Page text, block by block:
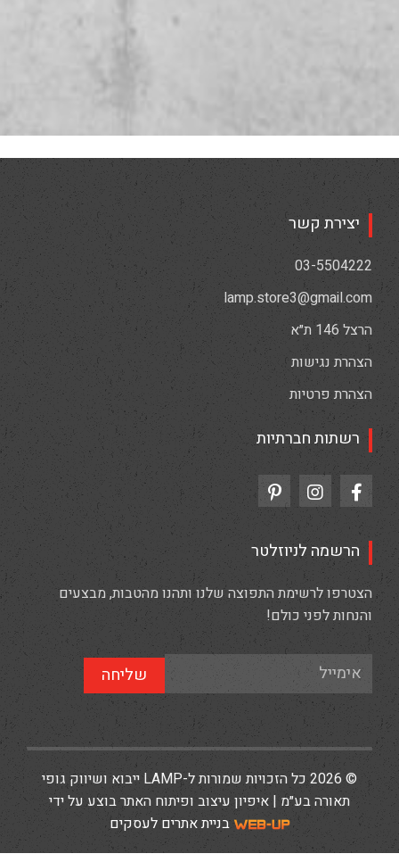
יצירת קשר
03-5504222
lamp.store3@gmail.com
הרצל 146 ת״א
הצהרת נגישות
הצהרת פרטיות
רשתות חברתיות
הרשמה לניוזלטר
הצטרפו לרשימת התפוצה שלנו ותהנו מהטבות, מבצעים
והנחות לפני כולם!
שליחה
© 2026 כל הזכויות שמורות ל-LAMP ייבוא ושיווק גופי
תאורה בע״מ | איפיון עיצוב ופיתוח האתר בוצע על ידי
בניית אתרים לעסקים